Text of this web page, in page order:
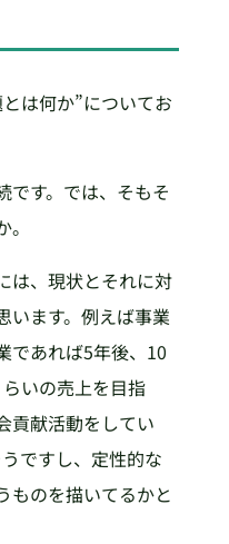
は何か”についてお
です。では、そもそ
は、現状とそれに対
います。例えば事業
であれば5年後、10
いの売上を目指
貢献活動をしてい
ですし、定性的な
ものを描いてるかと